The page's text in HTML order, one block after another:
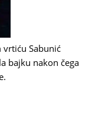
Sabunić
bajku nakon čega